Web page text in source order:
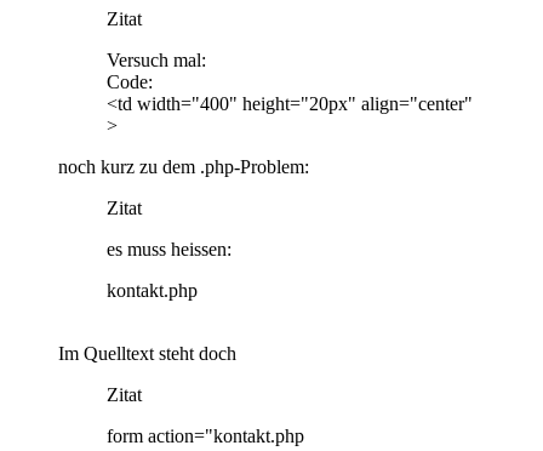
Zitat
Versuch mal:
Code:
<td width="400" height="20px" align="center"
>
noch kurz zu dem .php-Problem:
Zitat
es muss heissen:
kontakt.php
Im Quelltext steht doch
Zitat
form action="kontakt.php